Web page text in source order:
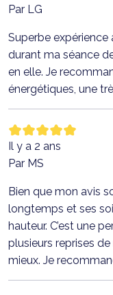
Par LG
Superbe expérience
durant ma séance
en elle. Je
énergétiques, une
Il y a 2 ans
Par MS
Bien que mon avis
longtemps et ses
hauteur. C’est une
plusieurs reprises
mieux. Je